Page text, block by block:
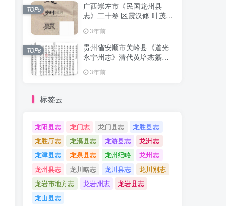
广西崇左市《民国龙州县
志》二十卷 区震汉修 叶茂基
载3年前
TOP5
贵州省安顺市关岭县《道光
永宁州志》清代黄培杰纂修
3年前
TOP6
标签云
龙阳县志 龙门志 龙门县志
龙胜县志
龙胜厅志
龙溪县志 龙游县志
龙洲志
龙津县志
龙泉县志 龙州纪略
龙州志
龙州县志
龙川略志 龙川县志
龙川別志
龙岩市地方志
龙岩州志
龙岩县志
龙山县志